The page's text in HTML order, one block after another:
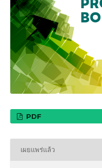
PDF
เผยแพร่แล้ว